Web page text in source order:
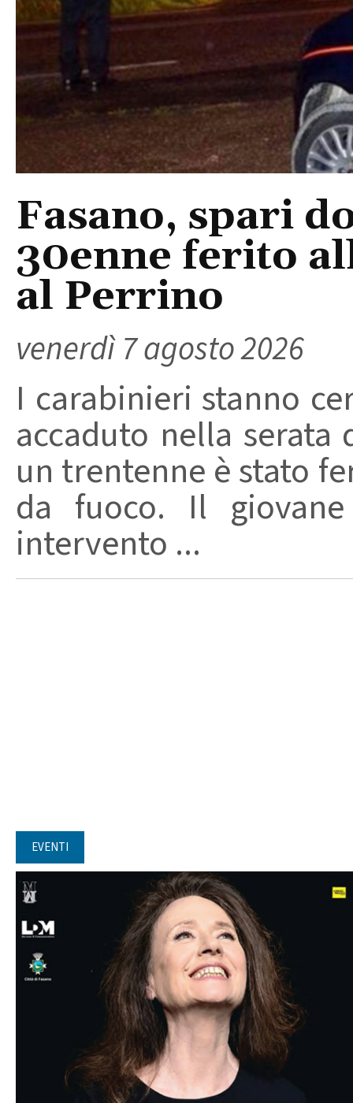
Fasano, spari
30enne ferito
al Perrino
venerdì 7 agosto 2026
I carabinieri stanno
accaduto nella serata
un trentenne è stato
da fuoco. Il
intervento ...
EVENTI